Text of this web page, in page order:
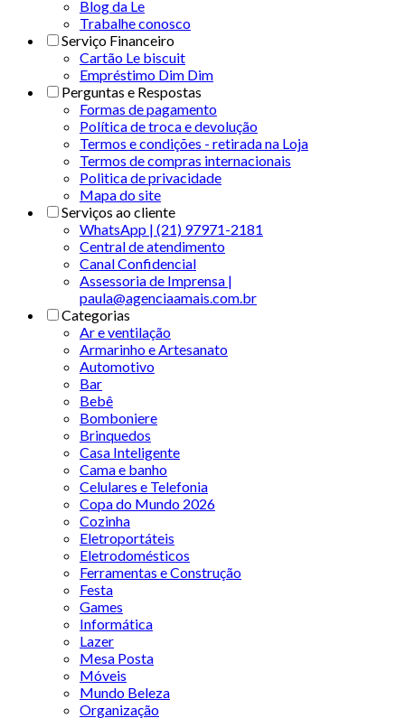
Blog da Le
Trabalhe conosco
Serviço Financeiro
Cartão Le biscuit
Empréstimo Dim Dim
Perguntas e Respostas
Formas de pagamento
Política de troca e devolução
Termos e condições - retirada na Loja
Termos de compras internacionais
Politica de privacidade
Mapa do site
Serviços ao cliente
WhatsApp | (21) 97971-2181
Central de atendimento
Canal Confidencial
Assessoria de Imprensa |
paula@agenciaamais.com.br
Categorias
Ar e ventilação
Armarinho e Artesanato
Automotivo
Bar
Bebê
Bomboniere
Brinquedos
Casa Inteligente
Cama e banho
Celulares e Telefonia
Copa do Mundo 2026
Cozinha
Eletroportáteis
Eletrodomésticos
Ferramentas e Construção
Festa
Games
Informática
Lazer
Mesa Posta
Móveis
Mundo Beleza
Organização